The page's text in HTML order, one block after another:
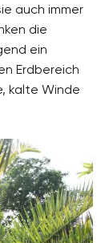
auch immer
die
ein
Erdbereich
kalte Winde